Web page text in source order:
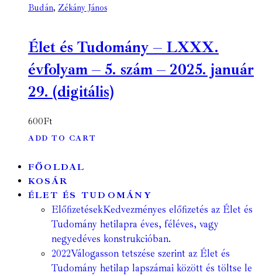
Budán, Zékány János
Élet és Tudomány – LXXX.
évfolyam – 5. szám – 2025. január
29. (digitális)
600Ft
ADD TO CART
FŐOLDAL
KOSÁR
ÉLET ÉS TUDOMÁNY
ElőfizetésekKedvezményes előfizetés az Élet és
Tudomány hetilapra éves, féléves, vagy
negyedéves konstrukcióban.
2022Válogasson tetszése szerint az Élet és
Tudomány hetilap lapszámai között és töltse le